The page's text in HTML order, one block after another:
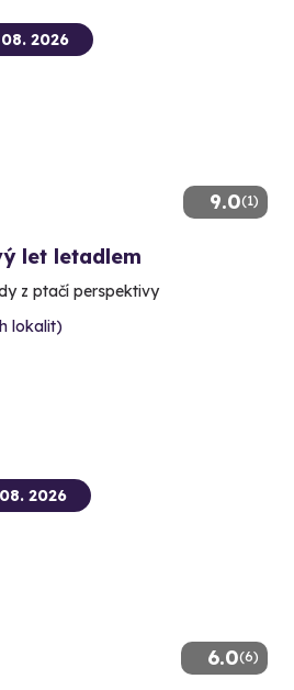
9.0(1)
2026
let letadlem
z ptačí perspektivy
lokalit)
6.0(6)
2026